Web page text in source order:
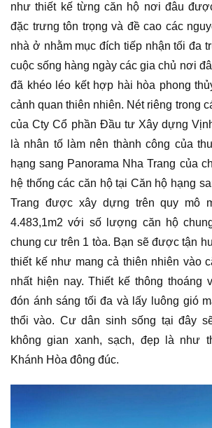
như thiết kế từng căn hộ nơi đâu
đặc trưng tôn trọng và đề cao các
nhà ở nhằm mục đích tiếp nhận tối đa
cuộc sống hàng ngày các gia chủ nơi
đã khéo léo kết hợp hài hòa phong
cảnh quan thiên nhiên. Nét riêng trong
của Cty Cổ phần Đầu tư Xây dựng
là nhân tố làm nên thành công của
hạng sang Panorama Nha Trang của
hệ thống các căn hộ tại Căn hộ hạng
Trang được xây dựng trên quy mô
4.483,1m2 với số lượng căn hộ
chung cư trên 1 tòa. Bạn sẽ được tận
thiết kế như mang cả thiên nhiên vào
nhất hiện nay. Thiết kế thông thoáng
đón ánh sáng tối đa và lấy luông gió
thổi vào. Cư dân sinh sống tại đây
không gian xanh, sạch, đẹp là như
Khánh Hòa đông đúc.